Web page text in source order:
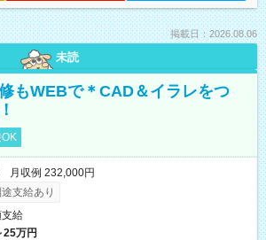
掲載日：2026.08.06
未読
もWEBで＊CAD＆イラレをつ
月収例 232,000円
支給あり
給
25万円